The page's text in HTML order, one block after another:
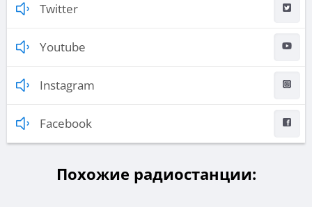
Twitter
Youtube
Instagram
Facebook
Похожие радиостанции: